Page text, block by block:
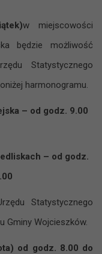
w miejscowości
będzie możliwość
Statystycznego
harmonogramu.
– od godz. 9.00
– od godz.
Statystycznego
Gminy Wojcieszków.
od godz. 8.00 do